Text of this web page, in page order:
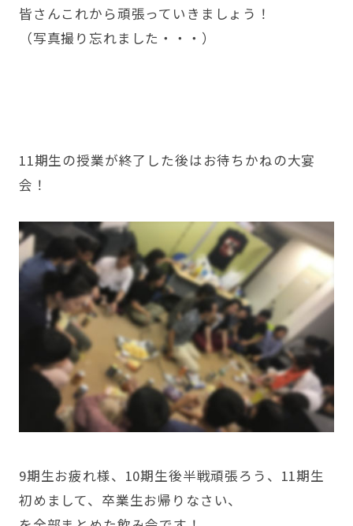
皆さんこれから頑張っていきましょう！
（写真撮り忘れました・・・）
11期生の授業が終了した後はお待ちかねの大宴
会！
9期生お疲れ様、10期生後半戦頑張ろう、11期生
初めまして、卒業生お帰りなさい、